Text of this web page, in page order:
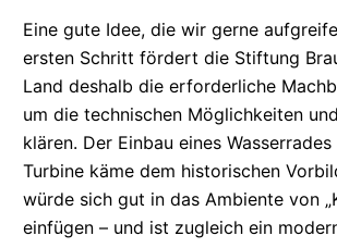
Eine gute Idee, die wir gerne
ersten Schritt fördert die Stiftung
Land deshalb die erforderliche
um die technischen Möglichkeiten
klären. Der Einbau eines
Turbine käme dem historischen
würde sich gut in das Ambiente von
einfügen – und ist zugleich ein